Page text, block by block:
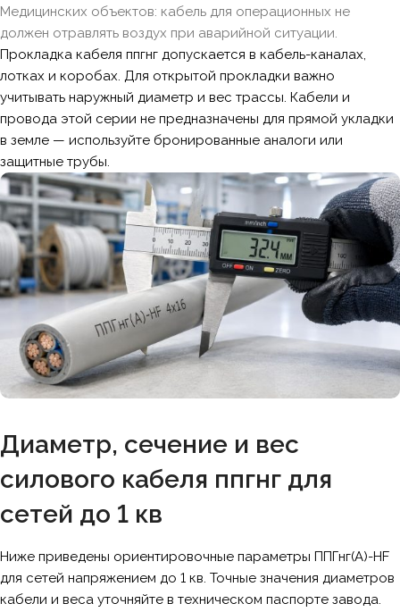
Медицинских объектов: кабель для операционных не
должен отравлять воздух при аварийной ситуации.
Прокладка кабеля ппгнг допускается в кабель-каналах,
лотках и коробах. Для открытой прокладки важно
учитывать наружный диаметр и вес трассы. Кабели и
провода этой серии не предназначены для прямой укладки
в земле — используйте бронированные аналоги или
защитные трубы.
Диаметр, сечение и вес
силового кабеля ппгнг для
сетей до 1 кв
Ниже приведены ориентировочные параметры ППГнг(А)-HF
для сетей напряжением до 1 кв. Точные значения диаметров
кабели и веса уточняйте в техническом паспорте завода.